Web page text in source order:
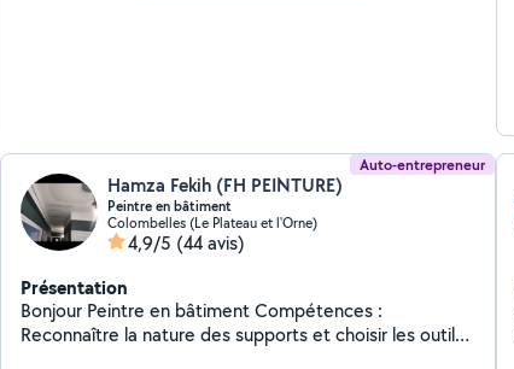
Auto-entrepreneur
Hamza Fekih (FH PEINTURE)
Peintre en bâtiment
Colombelles (Le Plateau et l'Orne)
4,9/5 (44 avis)
Présentation
Bonjour Peintre en bâtiment Compétences :
Reconnaître la nature des supports et choisir les outils